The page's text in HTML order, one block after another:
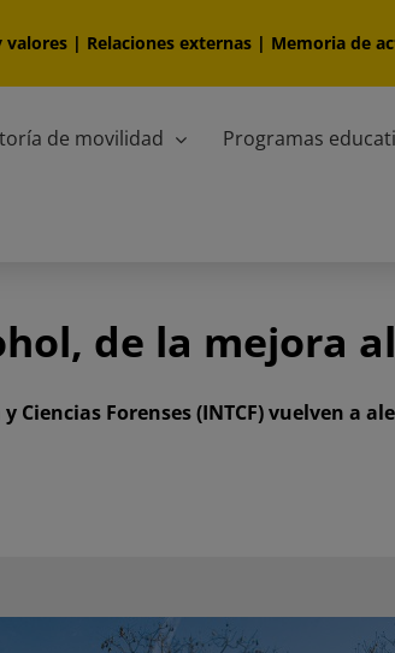
valores| Relaciones externas| Memoria de
de movilidad Programas
de la mejora
Forenses (INTCF) vuelven a